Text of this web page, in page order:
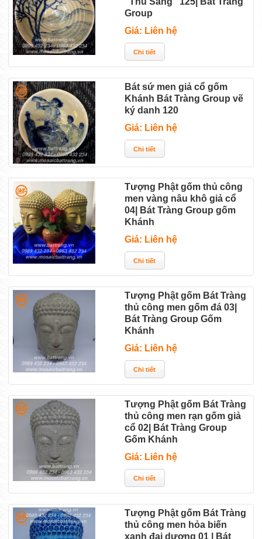
Group
Giá: Liên hệ
Bát sứ men giả cổ gốm
Khánh Bát Tràng Group vẽ
ký danh 120
Giá: Liên hệ
Tượng Phật gốm thủ công
men vàng nâu khô giả cổ
04| Bát Tràng Group gốm
Khánh
Giá: Liên hệ
Tượng Phật gốm Bát Tràng
thủ công men gốm đá 03|
Bát Tràng Group Gốm
Khánh
Giá: Liên hệ
Tượng Phật gốm Bát Tràng
thủ công men rạn gốm giả
cổ 02| Bát Tràng Group
Gốm Khánh
Giá: Liên hệ
Tượng Phật gốm Bát Tràng
thủ công men hỏa biến
xanh đại dương 01 | Bát